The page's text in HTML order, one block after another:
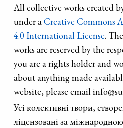
All collective works created
under aCreative Commons
4.0 International License.
works are reserved by the
you are a rights holder and
about anything made
website, please email
Усі колективні твори,
ліцензовані за